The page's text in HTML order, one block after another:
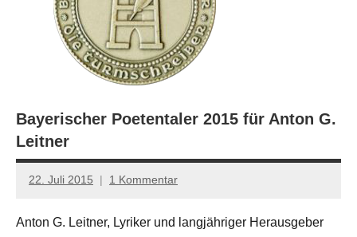
Bayerischer Poetentaler 2015 für Anton G.
Leitner
22. Juli 2015
Anton
Leitner
1 Kommentar
Anton G. Leitner, Lyriker und langjähriger Herausgeber